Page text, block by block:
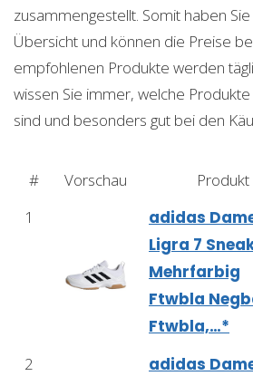
zusammengestellt. Somit haben
Übersicht und können die Preise
empfohlenen Produkte werden
wissen Sie immer, welche
sind und besonders gut bei den
# Vorschau Produkt
1
adidas
Ligra 7
Mehrfarbig
Ftwbla
Ftwbla,…*
2
adidas